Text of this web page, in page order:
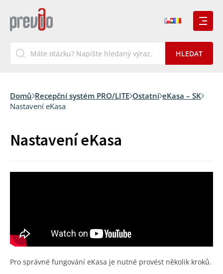
Domů Recepční systém PRO/LITE Ostatní eKasa – SK
Nastavení eKasa
Nastavení eKasa
Pro správné fungování eKasa je nutné provést několik kroků.